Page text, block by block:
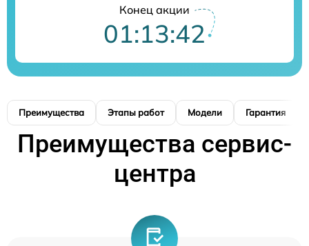
Конец акции
01:13:42
Преимущества Этапы работ Модели Гарантия
Преимущества сервис-
центра